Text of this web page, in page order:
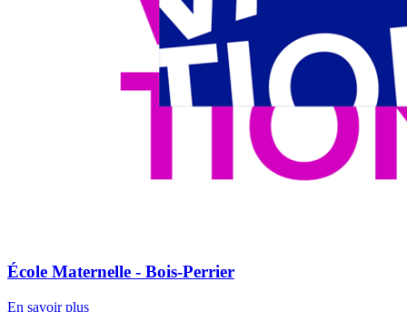
École Maternelle - Bois-Perrier
En savoir plus